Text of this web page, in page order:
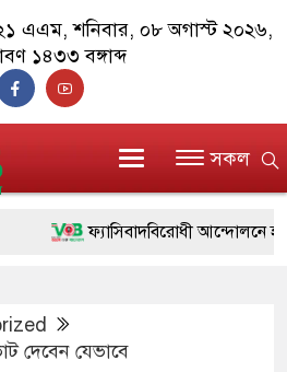
এএম, শনিবার, ০৮ অগাস্ট ২০২৬,
১৪৩৩ বঙ্গাব্দ
সকল
ফ্যাসিবাদবিরোধী আন্দোলনে
মাননীয় প্রধানমন্ত্রী, মন্ত্রীবর্গ ও
দেবেন যেভাবে